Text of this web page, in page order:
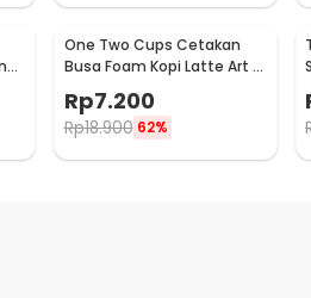
One Two Cups Cetakan
Busa Foam Kopi Latte Art 16
Rp7.200
Rp18.900 62%